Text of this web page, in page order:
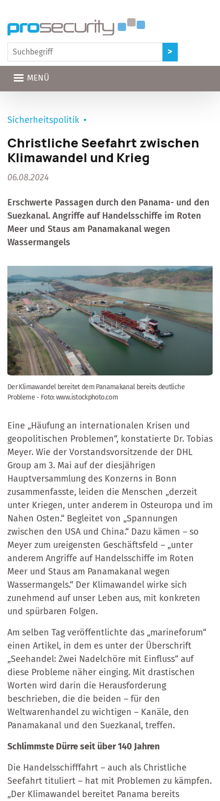
MENÜ
Sicherheitspolitik
Christliche Seefahrt zwischen
Klimawandel und Krieg
06.08.2024
Erschwerte Passagen durch den Panama- und den
Suezkanal. Angriffe auf Handelsschiffe im Roten
Meer und Staus am Panamakanal wegen
Wassermangels
Der Klimawandel bereitet dem Panamakanal bereits deutliche
Probleme - Foto: www.istockphoto.com
Eine „Häufung an internationalen Krisen und
geopolitischen Problemen“, konstatierte Dr. Tobias
Meyer. Wie der Vorstandsvorsitzende der DHL
Group am 3. Mai auf der diesjährigen
Hauptversammlung des Konzerns in Bonn
zusammenfasste, leiden die Menschen „derzeit
unter Kriegen, unter anderem in Osteuropa und im
Nahen Osten.“ Begleitet von „Spannungen
zwischen den USA und China.“ Dazu kämen – so
Meyer zum ureigensten Geschäftsfeld – „unter
anderem Angriffe auf Handelsschiffe im Roten
Meer und Staus am Panamakanal wegen
Wassermangels.“ Der Klimawandel wirke sich
zunehmend auf unser Leben aus, mit konkreten
und spürbaren Folgen.
Am selben Tag veröffentlichte das „marineforum“
einen Artikel, in dem es unter der Überschrift
„Seehandel: Zwei Nadelchöre mit Einfluss“ auf
diese Probleme näher einging. Mit drastischen
Worten wird darin die Herausforderung
beschrieben, die die beiden – für den
Weltwarenhandel zu wichtigen – Kanäle, den
Panamakanal und den Suezkanal, treffen.
Schlimmste Dürre seit über 140 Jahren
Die Handelsschifffahrt – auch als Christliche
Seefahrt tituliert – hat mit Problemen zu kämpfen.
„Der Klimawandel bereitet Panama bereits